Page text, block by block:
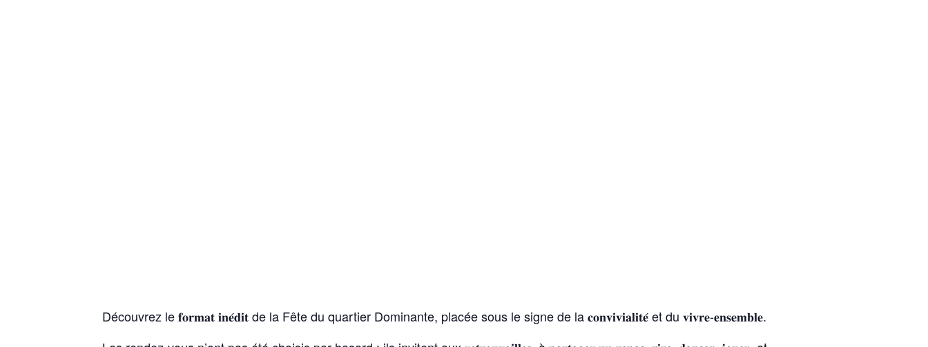
Découvrez le 𝐟𝐨𝐫𝐦𝐚𝐭 𝐢𝐧𝐞́𝐝𝐢𝐭 de la Fête du quartier Dominante, placée sous le signe de la 𝐜𝐨𝐧𝐯𝐢𝐯𝐢𝐚𝐥𝐢𝐭𝐞́ et du 𝐯𝐢𝐯𝐫𝐞‑𝐞𝐧𝐬𝐞𝐦𝐛𝐥𝐞.